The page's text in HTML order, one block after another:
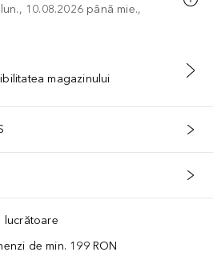
10.08.2026 până mie.,
ÎN COŞ
magazinului
lucrătoare
de min. 199 RON